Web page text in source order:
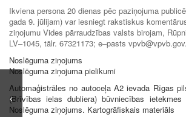
Ikviena persona 20 dienas pēc paziņojuma
gada 9. jūlijam) var iesniegt rakstiskus
ziņojumu Vides pārraudzības valsts birojam,
LV–1045, tālr. 67321173; e–pasts
Noslēguma ziņojums
Noslēguma ziņojuma pielikumi
Automaģistrāles no autoceļa A2 ievada Rīgas
(Brīvības ielas dubliera) būvniecības
Noslēguma ziņojums. Kartogrāfiskais materiāls